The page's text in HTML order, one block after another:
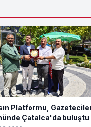
Platformu,
Çatalca'da buluştu